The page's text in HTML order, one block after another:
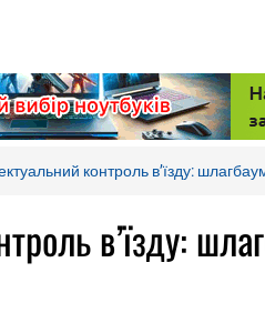
контроль в’їзду:
в’їзду: